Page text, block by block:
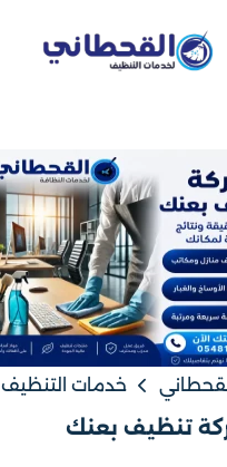
خدمات التنظيف
تنظيف بعنك